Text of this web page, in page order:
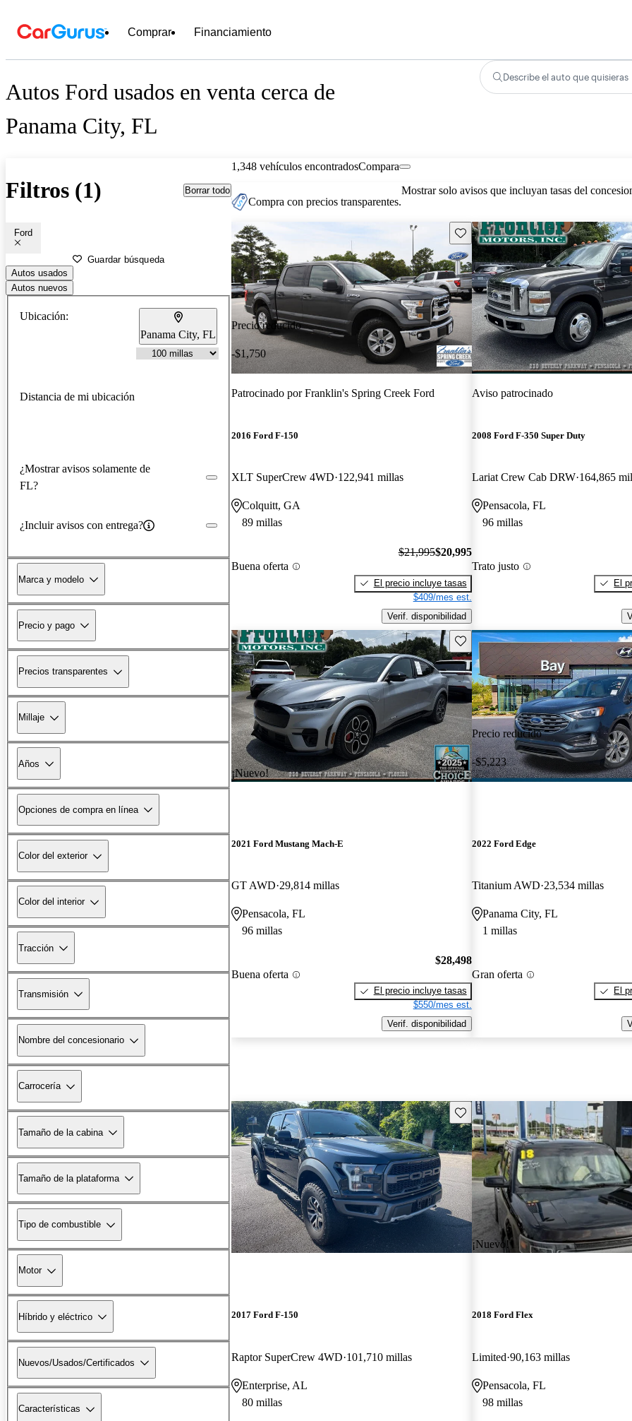
Comprar Financiamiento
Autos Ford usados en venta cerca de
Panama City, FL
Describe el auto que quisieras
Filtros (1) Borrar todo
Ford
Guardar búsqueda
Autos usados
Autos nuevos
Ubicación:
Panama City, FL
Distancia de mi ubicación
¿Mostrar avisos solamente de
FL?
¿Incluir avisos con entrega?
Marca y modelo
Precio y pago
Precios transparentes
Millaje
Años
Opciones de compra en línea
Color del exterior
Color del interior
Tracción
Transmisión
Nombre del concesionario
Carrocería
Tamaño de la cabina
Tamaño de la plataforma
Tipo de combustible
Motor
Híbrido y eléctrico
Nuevos/Usados/Certificados
Características
1,348 vehículos encontradosCompara
Compra con precios transparentes.
Mostrar solo avisos que incluyan tasas del
Precio reducido
-$1,750
Guarda este Aviso
Patrocinado porFranklin's Spring Creek Ford
2016 Ford F-150
XLT SuperCrew 4WD 122,941 millas
Colquitt, GA
89 millas
Buena oferta
$21,995$20,995
El precio incluye tasas
$409/mes est.
Verif. disponibilidad
Aviso patrocinado
2008 Ford F-350 Super Duty
Lariat Crew Cab DRW 164,865
Pensacola, FL
96 millas
Trato justo
El
¡Nuevo!
Guarda este Aviso
2021 Ford Mustang Mach-E
GT AWD 29,814 millas
Pensacola, FL
96 millas
Buena oferta
$28,498
El precio incluye tasas
$550/mes est.
Verif. disponibilidad
Precio reducido
-$5,223
2022 Ford Edge
Titanium AWD 23,534 millas
Panama City, FL
1 millas
Gran oferta
El
Guarda este Aviso
2017 Ford F-150
Raptor SuperCrew 4WD 101,710 millas
Enterprise, AL
80 millas
¡Nuevo!
2018 Ford Flex
Limited 90,163 millas
Pensacola, FL
98 millas